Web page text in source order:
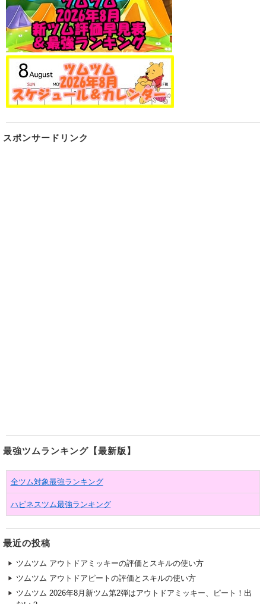
スポンサードリンク
最強ツムランキング【最新版】
全ツム対象最強ランキング
ハピネスツム最強ランキング
最近の投稿
ツムツム アウトドアミッキーの評価とスキルの使い方
ツムツム アウトドアピートの評価とスキルの使い方
ツムツム 2026年8月新ツム第2弾はアウトドアミッキー、ピート！出